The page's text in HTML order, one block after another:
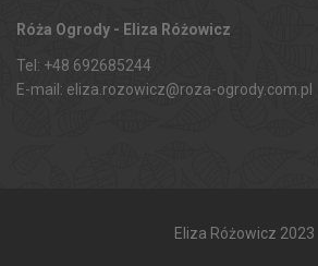
Róża Ogrody - Eliza Różowicz
Tel: +48 692685244
E-mail: eliza.rozowicz@roza-ogrody.com.pl
Eliza Różowicz 2023